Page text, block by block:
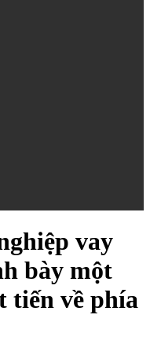
vay
bày một
tiến về phía